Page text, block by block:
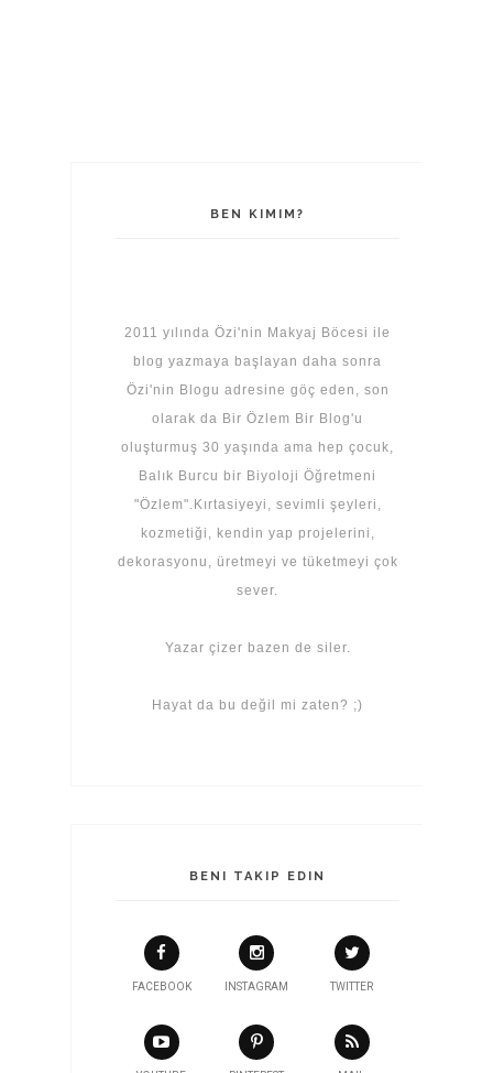
BEN KIMIM?
2011 yılında Özi'nin Makyaj Böcesi ile
blog yazmaya başlayan daha sonra
Özi'nin Blogu adresine göç eden, son
olarak da Bir Özlem Bir Blog'u
oluşturmuş 30 yaşında ama hep çocuk,
Balık Burcu bir Biyoloji Öğretmeni
"Özlem".Kırtasiyeyi, sevimli şeyleri,
kozmetiği, kendin yap projelerini,
dekorasyonu, üretmeyi ve tüketmeyi çok
sever.
Yazar çizer bazen de siler.
Hayat da bu değil mi zaten? ;)
BENI TAKIP EDIN
FACEBOOK INSTAGRAM TWITTER